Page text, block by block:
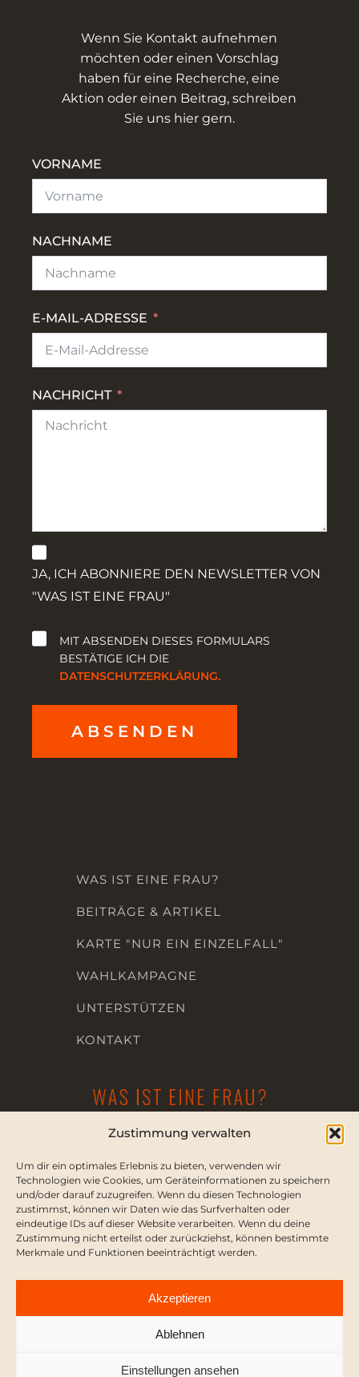
Zustimmung verwalten
Um dir ein optimales Erlebnis zu bieten, verwenden wir
Technologien wie Cookies, um Geräteinformationen zu speichern
und/oder darauf zuzugreifen. Wenn du diesen Technologien
zustimmst, können wir Daten wie das Surfverhalten oder
eindeutige IDs auf dieser Website verarbeiten. Wenn du deine
Zustimmung nicht erteilst oder zurückziehst, können bestimmte
Merkmale und Funktionen beeinträchtigt werden.
Akzeptieren
Ablehnen
Einstellungen ansehen
Wenn Sie Kontakt aufnehmen
möchten oder einen Vorschlag
haben für eine Recherche, eine
Aktion oder einen Beitrag, schreiben
Sie uns hier gern.
VORNAME
NACHNAME
E-MAIL-ADRESSE
NACHRICHT
JA, ICH ABONNIERE DEN NEWSLETTER VON
"WAS IST EINE FRAU"
MIT ABSENDEN DIESES FORMULARS
BESTÄTIGE ICH DIE
DATENSCHUTZERKLÄRUNG.
ABSENDEN
WAS IST EINE FRAU?
BEITRÄGE & ARTIKEL
KARTE "NUR EIN EINZELFALL"
WAHLKAMPAGNE
UNTERSTÜTZEN
KONTAKT
Die Dialogplattform für Frauenrechte
KONTAKT
PRESSE